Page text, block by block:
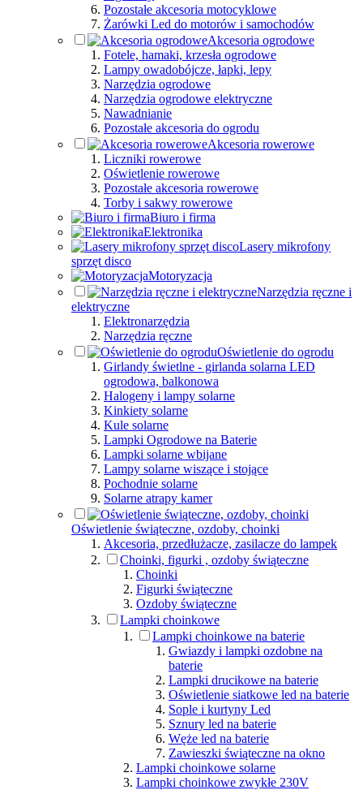
Pozostałe akcesoria motocyklowe
Żarówki Led do motorów i samochodów
Akcesoria ogrodowe
Fotele, hamaki, krzesła ogrodowe
Lampy owadobójcze, łapki, lepy
Narzędzia ogrodowe
Narzędzia ogrodowe elektryczne
Nawadnianie
Pozostałe akcesoria do ogrodu
Akcesoria rowerowe
Liczniki rowerowe
Oświetlenie rowerowe
Pozostałe akcesoria rowerowe
Torby i sakwy rowerowe
Biuro i firma
Elektronika
Lasery mikrofony
sprzęt disco
Motoryzacja
Narzędzia ręczne i
elektryczne
Elektronarzędzia
Narzędzia ręczne
Oświetlenie do ogrodu
Girlandy świetlne - girlanda solarna LED
ogrodowa, balkonowa
Halogeny i lampy solarne
Kinkiety solarne
Kule solarne
Lampki Ogrodowe na Baterie
Lampki solarne wbijane
Lampy solarne wiszące i stojące
Pochodnie solarne
Solarne atrapy kamer
Oświetlenie świąteczne, ozdoby, choinki
Akcesoria, przedłużacze, zasilacze do lampek
Choinki, figurki , ozdoby świąteczne
Choinki
Figurki świąteczne
Ozdoby świąteczne
Lampki choinkowe
Lampki choinkowe na baterie
Gwiazdy i lampki ozdobne na
baterie
Lampki drucikowe na baterie
Oświetlenie siatkowe led na baterie
Sople i kurtyny Led
Sznury led na baterie
Węże led na baterie
Zawieszki świąteczne na okno
Lampki choinkowe solarne
Lampki choinkowe zwykłe 230V